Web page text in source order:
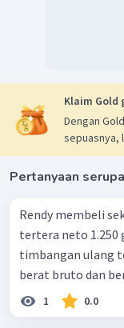
Klaim Gold
Dengan
sepuasnya,
Pertanyaan serupa
Rendy membeli
tertera neto 1.250
timbangan ulang
berat bruto dan
1 0.0